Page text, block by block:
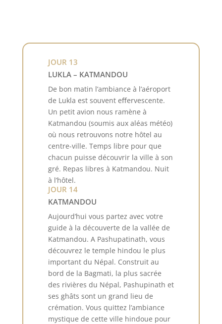
JOUR 13
LUKLA – KATMANDOU
De bon matin l’ambiance à l’aéroport
de Lukla est souvent eﬀervescente.
Un petit avion nous ramène à
Katmandou (soumis aux aléas météo)
où nous retrouvons notre hôtel au
centre-ville. Temps libre pour que
chacun puisse découvrir la ville à son
gré. Repas libres à Katmandou. Nuit
à l’hôtel.
JOUR 14
KATMANDOU
Aujourd’hui vous partez avec votre
guide à la découverte de la vallée de
Katmandou. A Pashupatinath, vous
découvrez le temple hindou le plus
important du Népal. Construit au
bord de la Bagmati, la plus sacrée
des rivières du Népal, Pashupinath et
ses ghâts sont un grand lieu de
crémation. Vous quittez l’ambiance
mystique de cette ville hindoue pour